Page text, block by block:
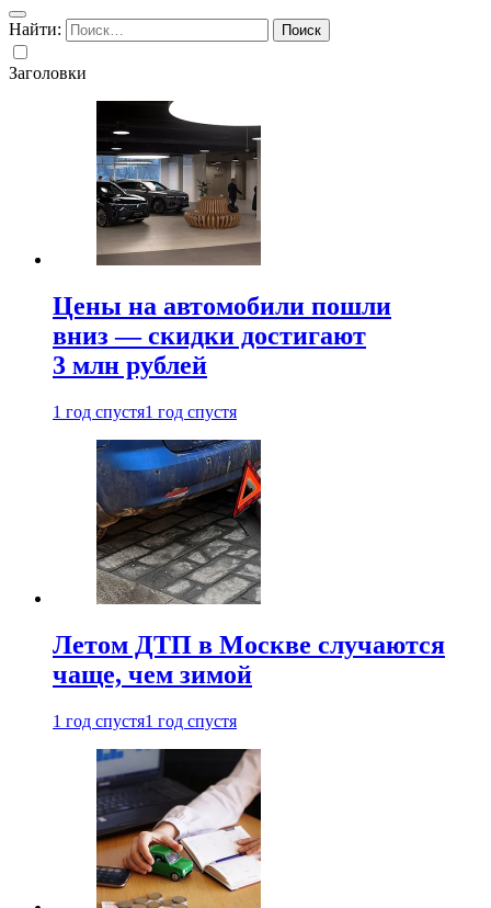
Найти:
Заголовки
Цены на автомобили пошли
вниз — скидки достигают
3 млн рублей
1 год спустя1 год спустя
Летом ДТП в Москве случаются
чаще, чем зимой
1 год спустя1 год спустя